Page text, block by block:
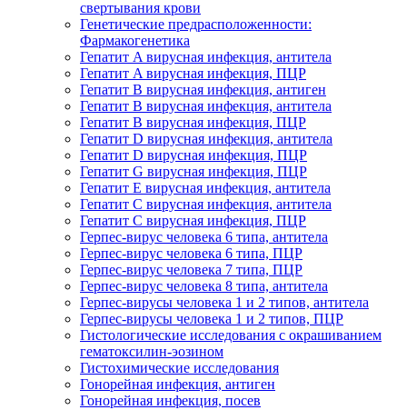
свертывания крови
Генетические предрасположенности:
Фармакогенетика
Гепатит A вирусная инфекция, антитела
Гепатит A вирусная инфекция, ПЦР
Гепатит B вирусная инфекция, антиген
Гепатит B вирусная инфекция, антитела
Гепатит B вирусная инфекция, ПЦР
Гепатит D вирусная инфекция, антитела
Гепатит D вирусная инфекция, ПЦР
Гепатит G вирусная инфекция, ПЦР
Гепатит Е вирусная инфекция, антитела
Гепатит С вирусная инфекция, антитела
Гепатит С вирусная инфекция, ПЦР
Герпес-вирус человека 6 типа, антитела
Герпес-вирус человека 6 типа, ПЦР
Герпес-вирус человека 7 типа, ПЦР
Герпес-вирус человека 8 типа, антитела
Герпес-вирусы человека 1 и 2 типов, антитела
Герпес-вирусы человека 1 и 2 типов, ПЦР
Гистологические исследования с окрашиванием
гематоксилин-эозином
Гистохимические исследования
Гонорейная инфекция, антиген
Гонорейная инфекция, посев